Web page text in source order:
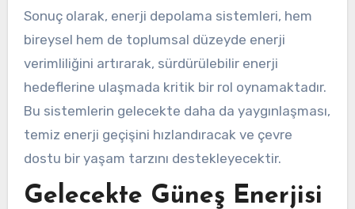
Sonuç olarak, enerji depolama sistemleri, hem
bireysel hem de toplumsal düzeyde enerji
verimliliğini artırarak, sürdürülebilir enerji
hedeflerine ulaşmada kritik bir rol oynamaktadır.
Bu sistemlerin gelecekte daha da yaygınlaşması,
temiz enerji geçişini hızlandıracak ve çevre
dostu bir yaşam tarzını destekleyecektir.
Gelecekte Güneş Enerjisi